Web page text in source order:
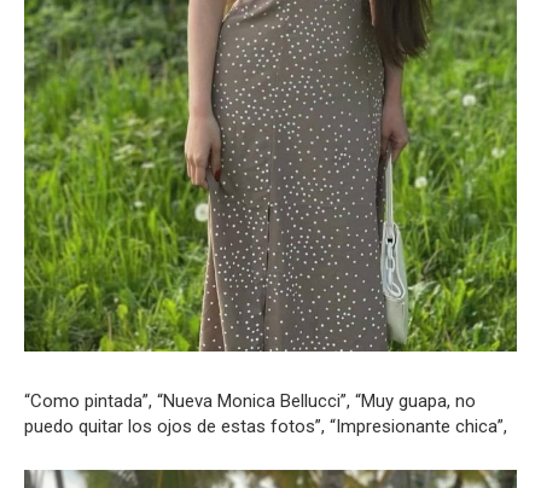
“Como pintada”, “Nueva Monica Bellucci”, “Muy guapa, no
puedo quitar los ojos de estas fotos”, “Impresionante chica”,